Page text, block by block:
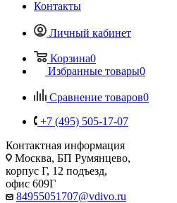
Контакты
Личный кабинет
Корзина0
Избранные товары0
Сравнение товаров0
+7 (495) 505-17-07
Контактная информация
Москва, БП Румянцево,
корпус Г, 12 подъезд,
офис 609Г
84955051707@vdivo.ru